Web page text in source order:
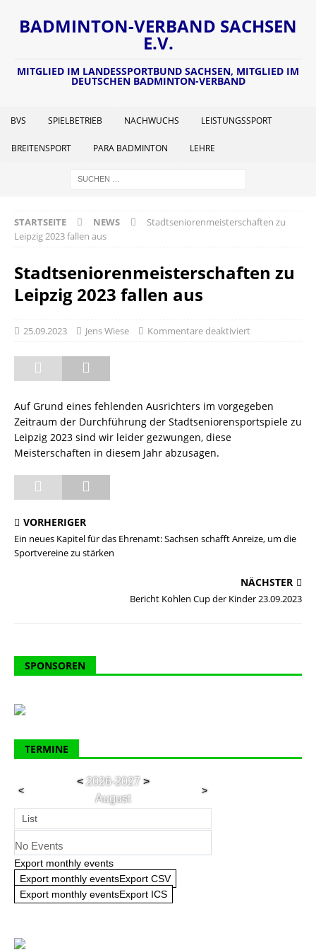
BADMINTON-VERBAND SACHSEN
E.V.
MITGLIED IM LANDESSPORTBUND SACHSEN, MITGLIED IM
DEUTSCHEN BADMINTON-VERBAND
BVS SPIELBETRIEB NACHWUCHS LEISTUNGSSPORT
BREITENSPORT PARA BADMINTON LEHRE
STARTSEITE NEWS
Stadtseniorenmeisterschaften zu
Leipzig 2023 fallen aus
Stadtseniorenmeisterschaften zu
Leipzig 2023 fallen aus
25.09.2023 Jens Wiese Kommentare deaktiviert
Auf Grund eines fehlenden Ausrichters im vorgegeben
Zeitraum der Durchführung der Stadtseniorensportspiele zu
Leipzig 2023 sind wir leider gezwungen, diese
Meisterschaften in diesem Jahr abzusagen.
VORHERIGER
Ein neues Kapitel für das Ehrenamt: Sachsen schafft Anreize, um die
Sportvereine zu stärken
NÄCHSTER
Bericht Kohlen Cup der Kinder 23.09.2023
SPONSOREN
TERMINE
<
<2026-2027 >
August
>
List
No Events
Export monthly events
Export monthly eventsExport CSV
Export monthly eventsExport ICS